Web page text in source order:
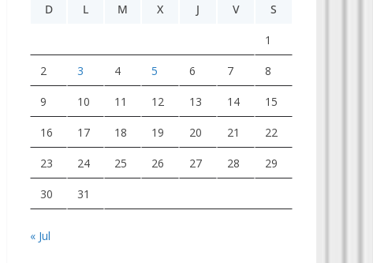
D
L M X J V S
1
2 3 4 5 6 7 8
9 10 11 12 13 14 15
16 17 18 19 20 21 22
23 24 25 26 27 28 29
30 31
« Jul